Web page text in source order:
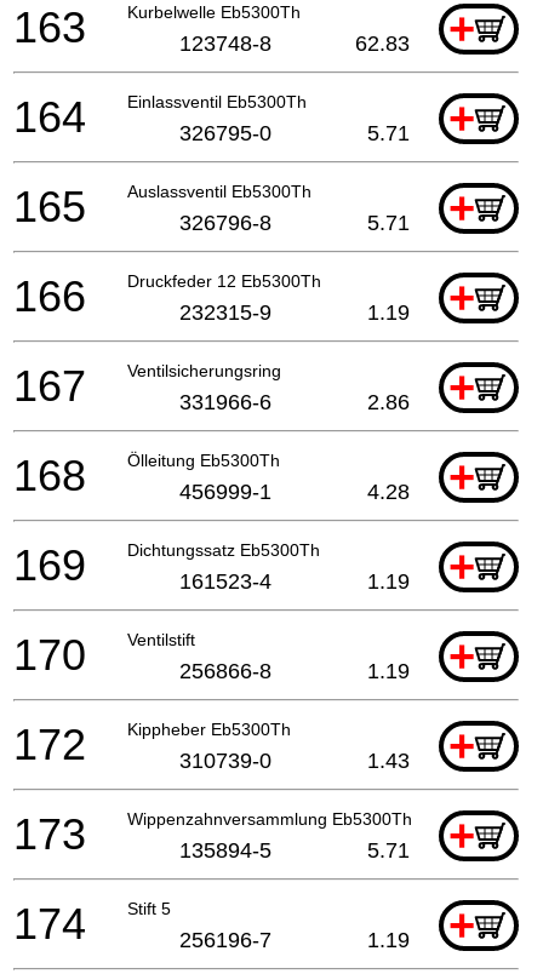
Kurbelwelle Eb5300Th +
163 123748-8 62.83
Einlassventil Eb5300Th +
164 326795-0 5.71
Auslassventil Eb5300Th +
165 326796-8 5.71
Druckfeder 12 Eb5300Th +
166 232315-9 1.19
Ventilsicherungsring +
167 331966-6 2.86
Ölleitung Eb5300Th +
168 456999-1 4.28
Dichtungssatz Eb5300Th +
169 161523-4 1.19
Ventilstift +
170 256866-8 1.19
Kippheber Eb5300Th +
172 310739-0 1.43
Wippenzahnversammlung Eb5300Th +
173 135894-5 5.71
Stift 5 +
174 256196-7 1.19